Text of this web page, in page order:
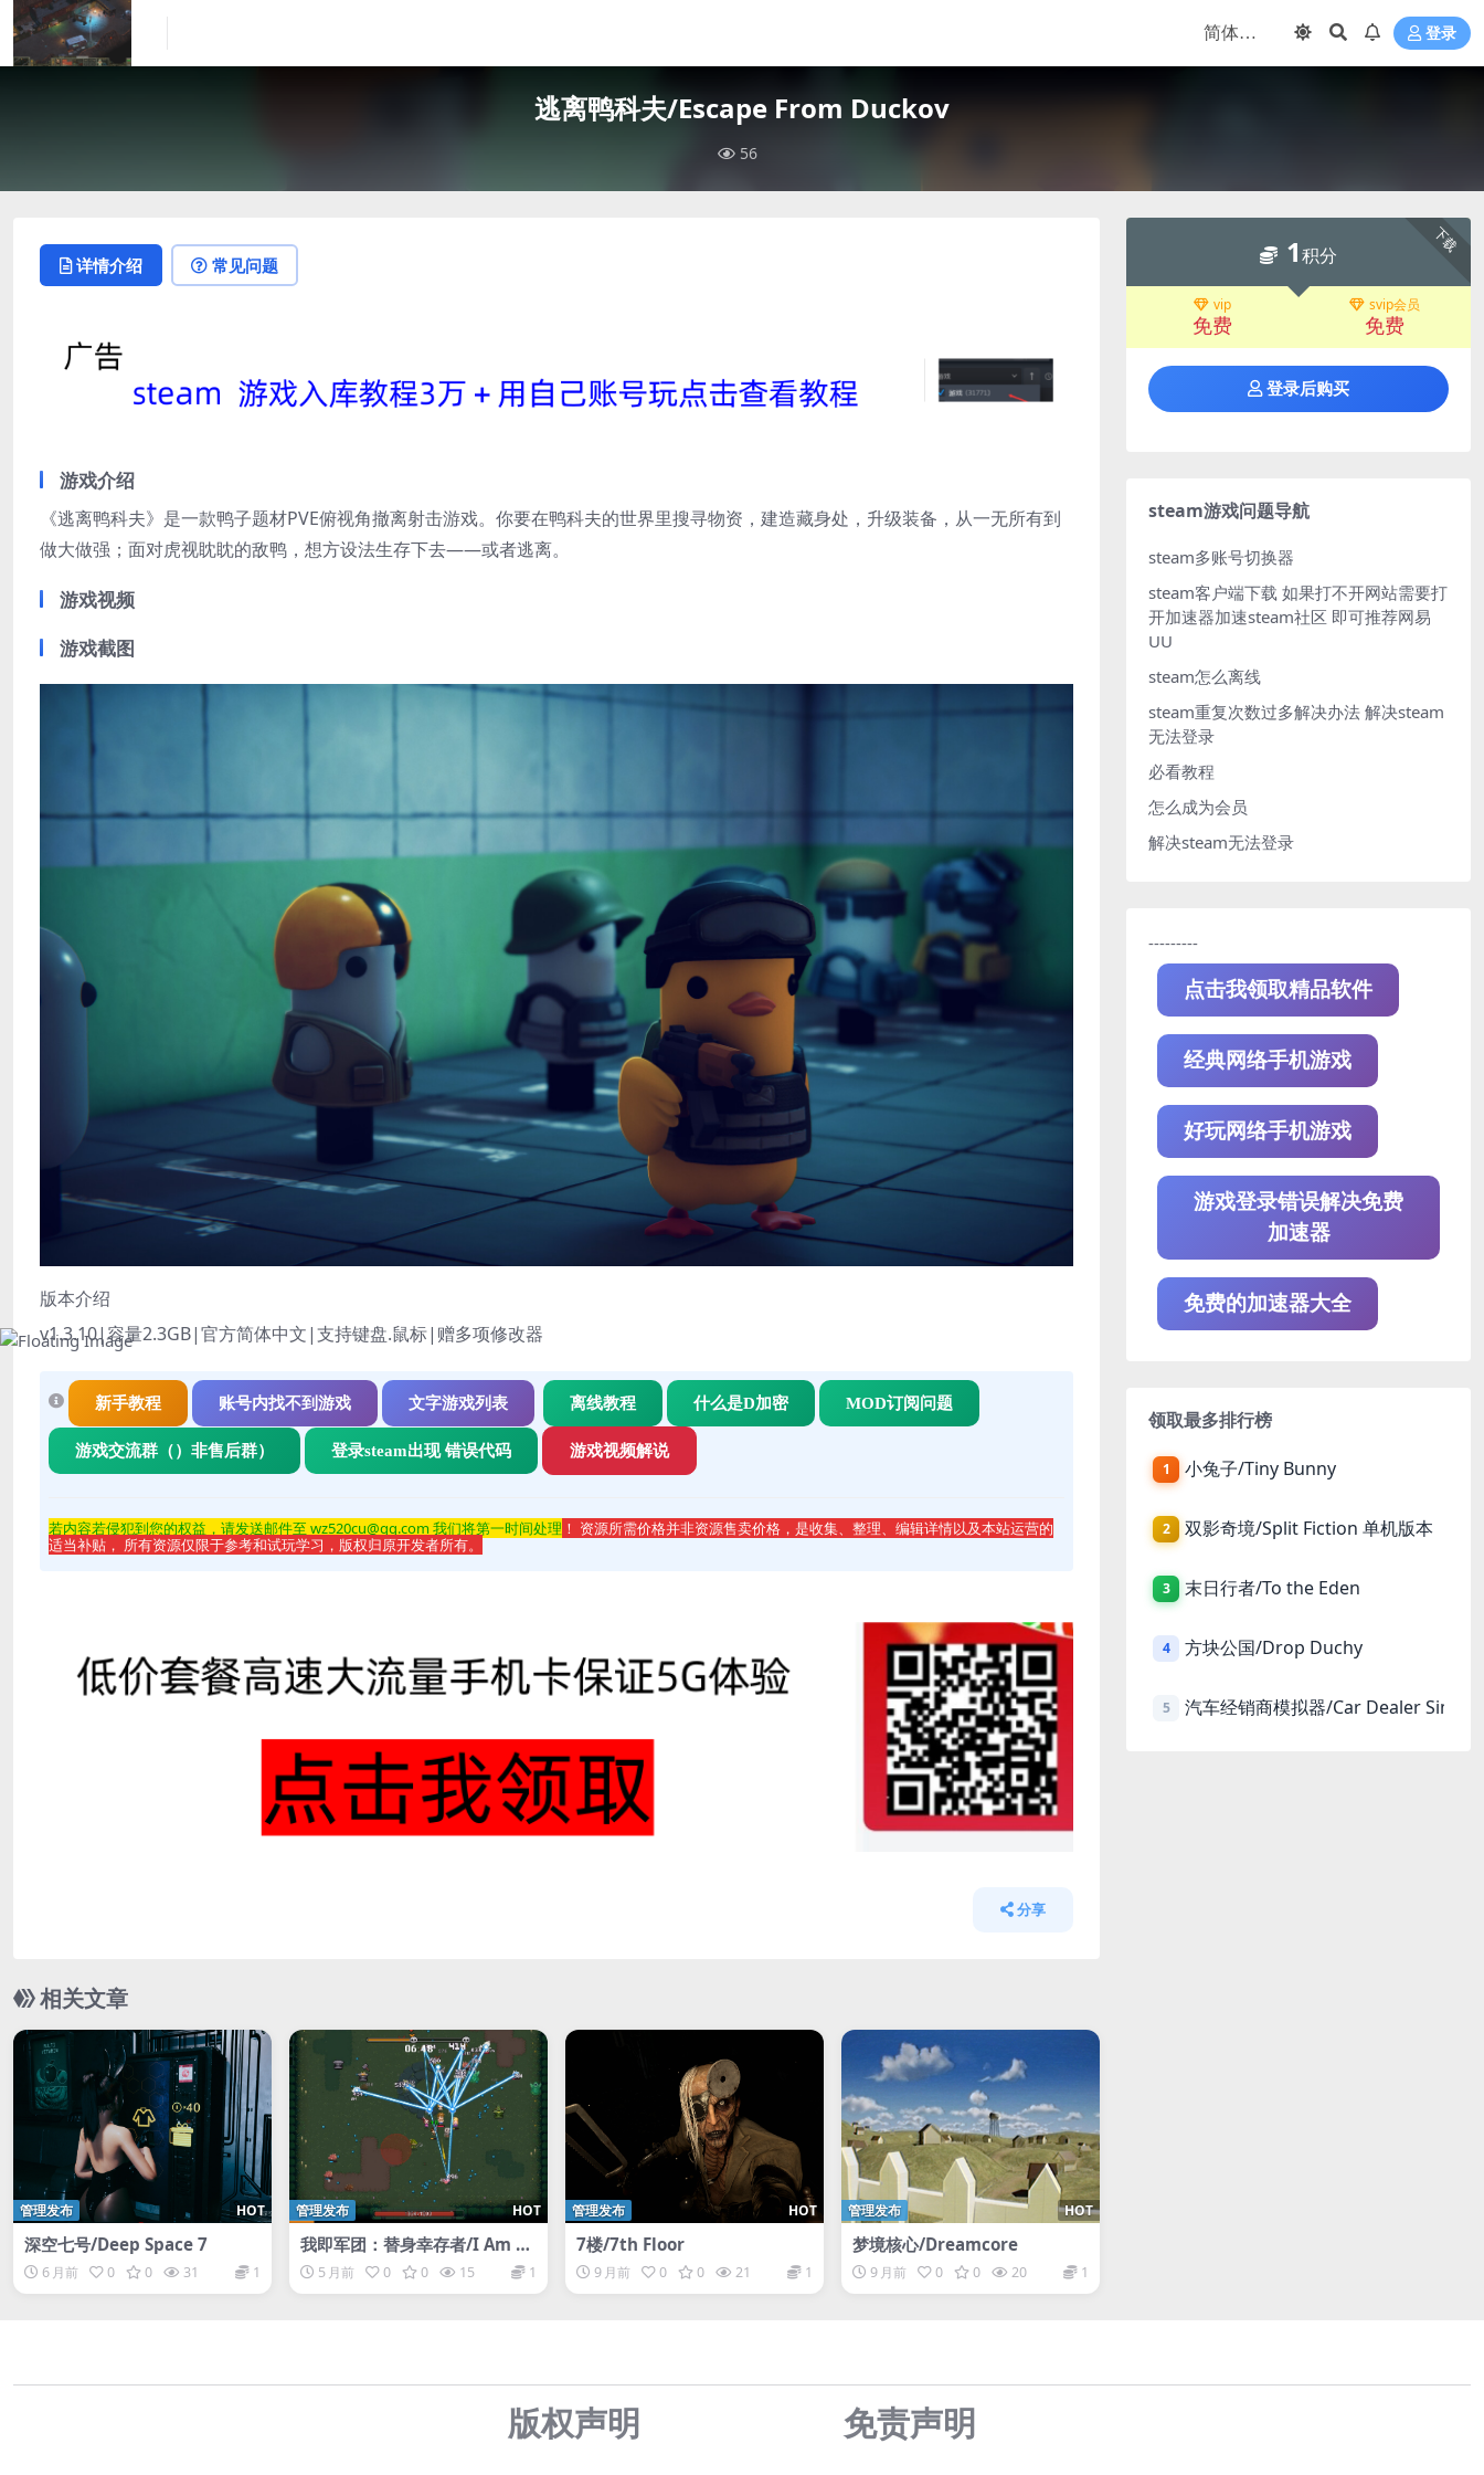
登录
逃离鸭科夫/Escape From Duckov
56
详情介绍 常见问题
游戏介绍
《逃离鸭科夫》是一款鸭子题材PVE俯视角撤离射击游戏。你要在鸭科夫的世界里搜寻物资，建造藏身处，升级装备，从一无所有到
做大做强；面对虎视眈眈的敌鸭，想方设法生存下去——或者逃离。
游戏视频
游戏截图
版本介绍
v1.3.10|容量2.3GB|官方简体中文|支持键盘.鼠标|赠多项修改器
新手教程 账号内找不到游戏 文字游戏列表 离线教程 什么是D加密 MOD订阅问题
游戏交流群（）非售后群） 登录steam出现 错误代码 游戏视频解说
若内容若侵犯到您的权益，请发送邮件至 wz520cu@qq.com 我们将第一时间处理 ！ 资源所需价格并非资源售卖价格，是收集、整理、编辑详情以及本站运营的
适当补贴， 所有资源仅限于参考和试玩学习，版权归原开发者所有。
分享
相关文章
HOT
管理发布
深空七号/Deep Space 7
6 月前 0 0 31 1
HOT
管理发布
我即军团：替身幸存者/I Am Le
gion: Stand Survivors
5 月前 0 0 15 1
HOT
管理发布
7楼/7th Floor
9 月前 0 0 21 1
HOT
管理发布
梦境核心/Dreamcore
9 月前 0 0 20 1
下载
1积分
vip
免费
svip会员
免费
登录后购买
steam游戏问题导航
steam多账号切换器
steam客户端下载 如果打不开网站需要打
开加速器加速steam社区 即可推荐网易
UU
steam怎么离线
steam重复次数过多解决办法 解决steam
无法登录
必看教程
怎么成为会员
解决steam无法登录
---------
点击我领取精品软件
经典网络手机游戏
好玩网络手机游戏
游戏登录错误解决免费
加速器
免费的加速器大全
领取最多排行榜
1 小兔子/Tiny Bunny
2 双影奇境/Split Fiction 单机版本
3 末日行者/To the Eden
4 方块公国/Drop Duchy
5 汽车经销商模拟器/Car Dealer
版权声明 免责声明